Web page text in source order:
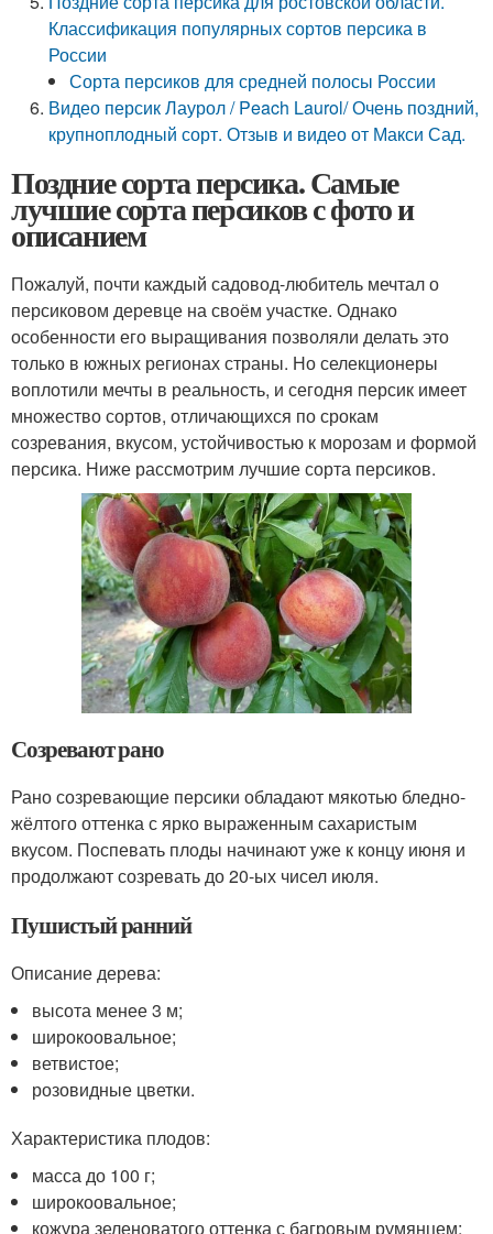
Классификация популярных сортов персика в
России
Сорта персиков для средней полосы России
Видео персик Лаурол / Peach Laurol/ Очень поздний,
крупноплодный сорт. Отзыв и видео от Макси Сад.
Поздние сорта персика. Самые
лучшие сорта персиков с фото и
описанием
Пожалуй, почти каждый садовод-любитель мечтал о
персиковом деревце на своём участке. Однако
особенности его выращивания позволяли делать это
только в южных регионах страны. Но селекционеры
воплотили мечты в реальность, и сегодня персик имеет
множество сортов, отличающихся по срокам
созревания, вкусом, устойчивостью к морозам и формой
персика. Ниже рассмотрим лучшие сорта персиков.
Созревают рано
Рано созревающие персики обладают мякотью бледно-
жёлтого оттенка с ярко выраженным сахаристым
вкусом. Поспевать плоды начинают уже к концу июня и
продолжают созревать до 20-ых чисел июля.
Пушистый ранний
Описание дерева:
высота менее 3 м;
широкоовальное;
ветвистое;
розовидные цветки.
Характеристика плодов:
масса до 100 г;
широкоовальное;
кожура зеленоватого оттенка с багровым румянцем;